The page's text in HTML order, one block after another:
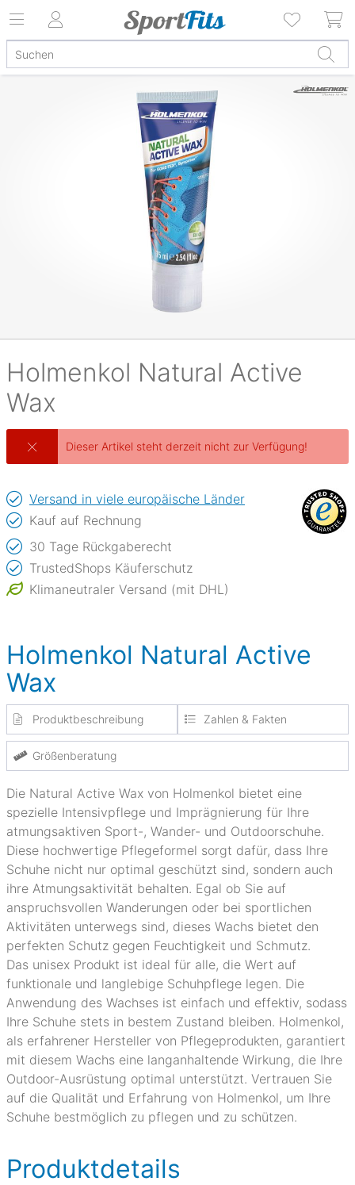
Holmenkol Natural Active
Wax
Dieser Artikel steht derzeit nicht zur Verfügung!
Versand in viele europäische Länder
Kauf auf Rechnung
30 Tage Rückgaberecht
TrustedShops Käuferschutz
Klimaneutraler Versand (mit DHL)
Holmenkol Natural Active
Wax
Produktbeschreibung Zahlen & Fakten
Größenberatung
Die Natural Active Wax von Holmenkol bietet eine
spezielle Intensivpflege und Imprägnierung für Ihre
atmungsaktiven Sport-, Wander- und Outdoorschuhe.
Diese hochwertige Pflegeformel sorgt dafür, dass Ihre
Schuhe nicht nur optimal geschützt sind, sondern auch
ihre Atmungsaktivität behalten. Egal ob Sie auf
anspruchsvollen Wanderungen oder bei sportlichen
Aktivitäten unterwegs sind, dieses Wachs bietet den
perfekten Schutz gegen Feuchtigkeit und Schmutz.
Das unisex Produkt ist ideal für alle, die Wert auf
funktionale und langlebige Schuhpflege legen. Die
Anwendung des Wachses ist einfach und effektiv, sodass
Ihre Schuhe stets in bestem Zustand bleiben. Holmenkol,
als erfahrener Hersteller von Pflegeprodukten, garantiert
mit diesem Wachs eine langanhaltende Wirkung, die Ihre
Outdoor-Ausrüstung optimal unterstützt. Vertrauen Sie
auf die Qualität und Erfahrung von Holmenkol, um Ihre
Schuhe bestmöglich zu pflegen und zu schützen.
Produktdetails